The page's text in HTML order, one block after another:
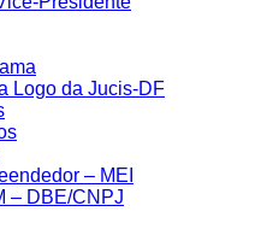
Logo da Jucis-DF
– MEI
– DBE/CNPJ